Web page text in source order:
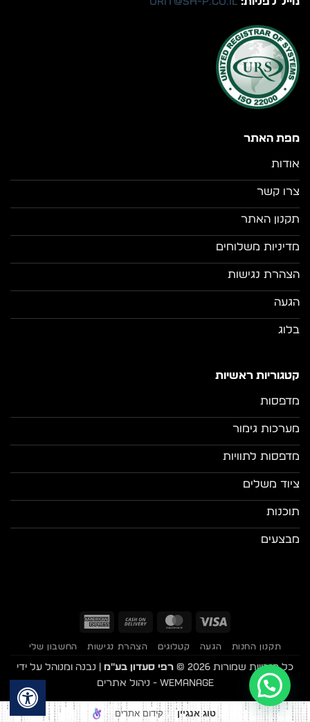
מפת האתר
אודות
צרו קשר
תקנון האתר
מדיניות משלוחים
הצהרת נגישות
הגעה
בלוג
קטגוריות ראשיות
מדפסות
מערכות גימור
מדפסות לתוויות
ציוד משלים
תוכנות
מבצעים
Visa
MasterCard
Cash
Delivery
תקנון החנות הגעה קטלוגים הצהרת נגישות החשבון שלי
כל הזכויות שמורות 2026 © רפי סעדון בע"מ | נבנה ומנוהל על ידי
WEmanage - ניהול אתרים
טוג אנגיין קידום אתרים